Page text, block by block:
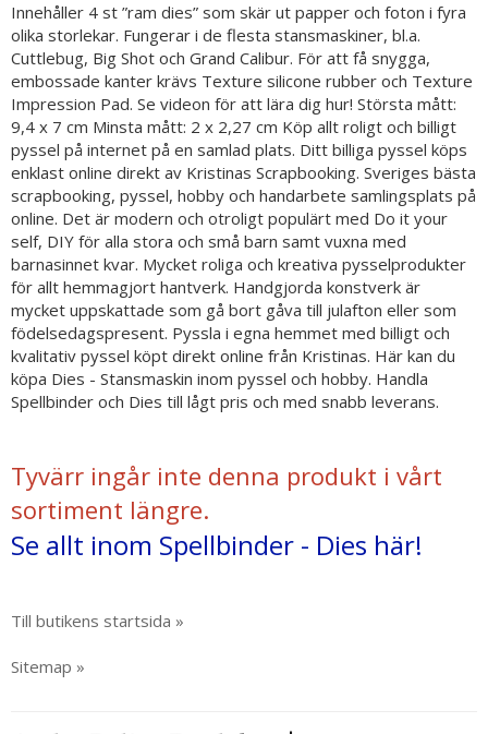
Innehåller 4 st ”ram dies” som skär ut papper och foton i fyra
olika storlekar. Fungerar i de flesta stansmaskiner, bl.a.
Cuttlebug, Big Shot och Grand Calibur. För att få snygga,
embossade kanter krävs Texture silicone rubber och Texture
Impression Pad. Se videon för att lära dig hur! Största mått:
9,4 x 7 cm Minsta mått: 2 x 2,27 cm Köp allt roligt och billigt
pyssel på internet på en samlad plats. Ditt billiga pyssel köps
enklast online direkt av Kristinas Scrapbooking. Sveriges bästa
scrapbooking, pyssel, hobby och handarbete samlingsplats på
online. Det är modern och otroligt populärt med Do it your
self, DIY för alla stora och små barn samt vuxna med
barnasinnet kvar. Mycket roliga och kreativa pysselprodukter
för allt hemmagjort hantverk. Handgjorda konstverk är
mycket uppskattade som gå bort gåva till julafton eller som
födelsedagspresent. Pyssla i egna hemmet med billigt och
kvalitativ pyssel köpt direkt online från Kristinas. Här kan du
köpa Dies - Stansmaskin inom pyssel och hobby. Handla
Spellbinder och Dies till lågt pris och med snabb leverans.
Tyvärr ingår inte denna produkt i vårt
sortiment längre.
Se allt inom Spellbinder - Dies här!
Till butikens startsida »
Sitemap »